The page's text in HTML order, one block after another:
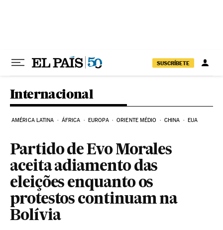
SUSCRÍBETE
Internacional
AMÉRICA LATINA ÁFRICA EUROPA ORIENTE MÉDIO CHINA EUA
Partido de Evo Morales
aceita adiamento das
eleições enquanto os
protestos continuam na
Bolívia